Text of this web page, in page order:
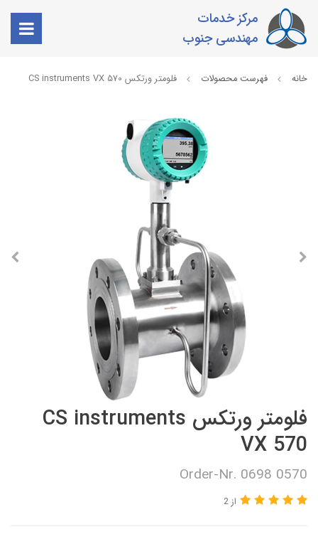
مرکز خدمات
مهندسی جنوب
خانه فهرست محصولات فلومتر ورتکس CS instruments VX 570
فلومتر ورتکس CS instruments
VX 570
Order-Nr. 0698 0570
از 2